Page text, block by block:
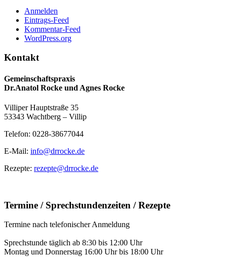
Anmelden
Eintrags-Feed
Kommentar-Feed
WordPress.org
Kontakt
Gemeinschaftspraxis
Dr.Anatol Rocke und Agnes Rocke
Villiper Hauptstraße 35
53343 Wachtberg – Villip
Telefon: 0228-38677044
E-Mail: info@drrocke.de
Rezepte: rezepte@drrocke.de
Termine / Sprechstundenzeiten / Rezepte
Termine nach telefonischer Anmeldung
Sprechstunde täglich ab 8:30 bis 12:00 Uhr
Montag und Donnerstag 16:00 Uhr bis 18:00 Uhr